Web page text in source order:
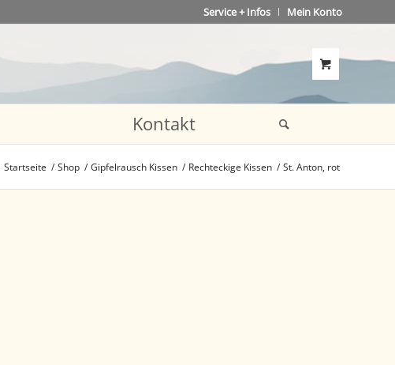
Service + Infos Mein Konto
Kontakt
Startseite / Shop / Gipfelrausch Kissen / Rechteckige Kissen / St. Anton, rot